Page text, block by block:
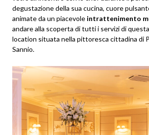
degustazione della sua cucina, cuore
animate da un piacevole intrattenimento
andare alla scoperta di tutti i servizi di
location situata nella pittoresca cittadina di
Sannio.